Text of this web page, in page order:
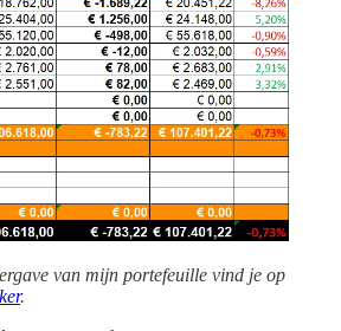
van mijn portefeuille vind je op
.